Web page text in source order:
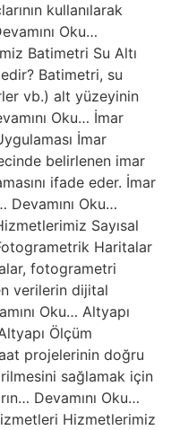
kullanılarak
Oku…
Batimetri Su Altı
Batimetri, su
vb.) alt yüzeyinin
Oku… İmar
İmar
belirlenen imar
ifade eder. İmar
Devamını Oku…
Sayısal
Haritalar
fotogrametri
verilerin dijital
Oku… Altyapı
Ölçüm
projelerinin doğru
sağlamak için
Devamını Oku…
Hizmetlerimiz